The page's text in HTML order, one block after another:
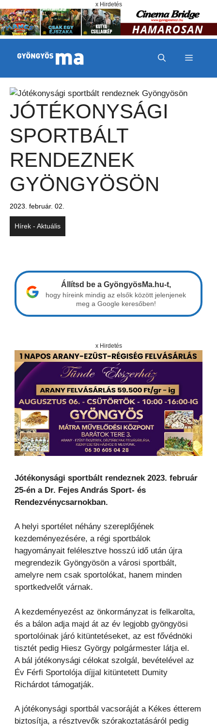
x Hirdetés
MENÜ
JÓTÉKONYSÁGI
SPORTBÁLT
RENDEZNEK
GYÖNGYÖSÖN
2023. február. 02.
Hírek - Aktuális
Állítsd be a GyöngyösMa.hu-t,
hogy híreink mindig az elsők között jelenjenek
meg a Google keresőben!
x Hirdetés
Jótékonysági sportbált rendeznek 2023. február
25-én a Dr. Fejes András Sport- és
Rendezvénycsarnokban.
A helyi sportélet néhány szereplőjének
kezdeményezésére, a régi sportbálok
hagyományait felélesztve hosszú idő után újra
megrendezik Gyöngyösön a városi sportbált,
amelyre nem csak sportolókat, hanem minden
sportkedvelőt várnak.
A kezdeményezést az önkormányzat is felkarolta,
és a bálon adja majd át az év legjobb gyöngyösi
sportolóinak járó kitüntetéseket, az est fővédnöki
tisztét pedig Hiesz György polgármester látja el.
A bál jótékonysági célokat szolgál, bevételével az
Év Férfi Sportolója díjjal kitüntetett Dumity
Richárdot támogatják.
A jótékonysági sportbál vacsoráját a Kékes étterem
biztosítja, a résztvevők szórakoztatásáról pedig